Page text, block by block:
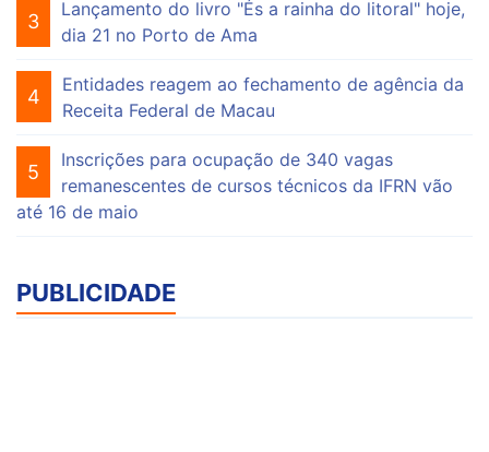
3
Lançamento do livro "És a rainha do litoral" hoje,
dia 21 no Porto de Ama
4
Entidades reagem ao fechamento de agência da
Receita Federal de Macau
5
Inscrições para ocupação de 340 vagas
remanescentes de cursos técnicos da IFRN vão
até 16 de maio
PUBLICIDADE